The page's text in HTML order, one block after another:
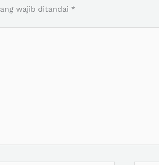
wajib ditandai *